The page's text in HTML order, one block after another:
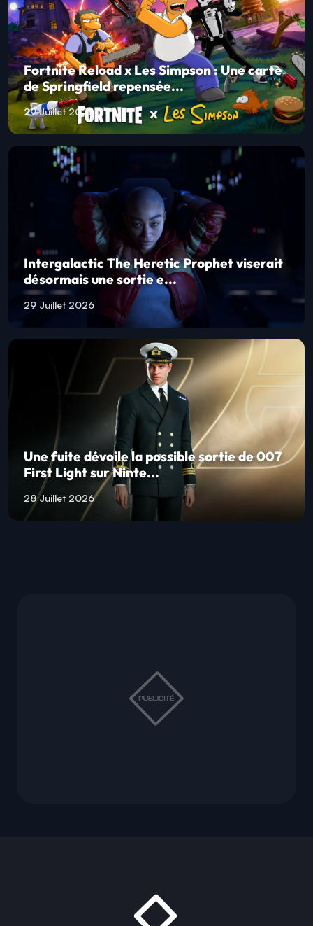
Fortnite Reload x Les Simpson : Une carte
de Springfield repensée...
29 Juillet 2026
Intergalactic The Heretic Prophet viserait
désormais une sortie e...
29 Juillet 2026
Une fuite dévoile la possible sortie de 007
First Light sur Ninte...
28 Juillet 2026